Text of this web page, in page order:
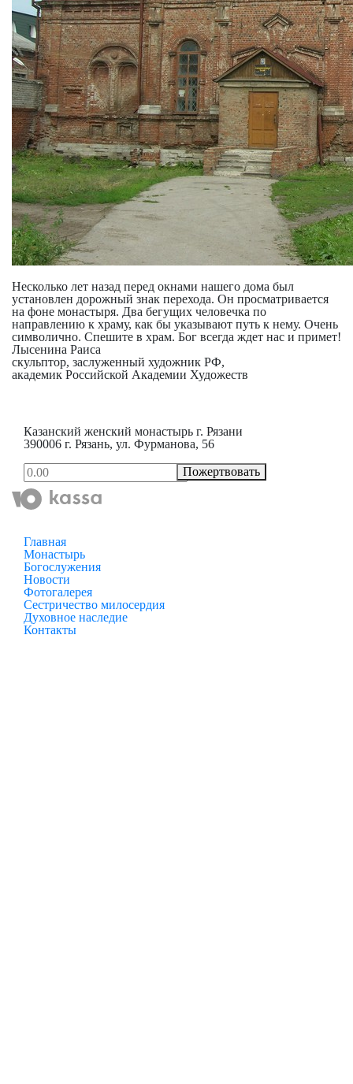
Несколько лет назад перед окнами нашего дома был
установлен дорожный знак перехода. Он просматривается
на фоне монастыря. Два бегущих человечка по
направлению к храму, как бы указывают путь к нему. Очень
символично. Спешите в храм. Бог всегда ждет нас и примет!
Лысенина Раиса
скульптор, заслуженный художник РФ,
академик Российской Академии Художеств
Казанский женский монастырь г. Рязани
390006 г. Рязань, ул. Фурманова, 56
Пожертвовать
Главная
Монастырь
Богослужения
Новости
Фотогалерея
Сестричество милосердия
Духовное наследие
Контакты